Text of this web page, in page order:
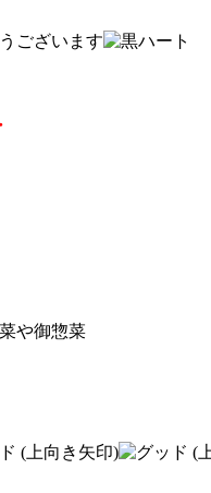
ございます
や御惣菜